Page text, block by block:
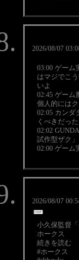
2026/08/07
03:00 ゲーム
はマジでこ
いよ
02:45 ゲーム
個人的には
02:05 カンダ
くべきだった
02:02
試作型ザク
02:00 ゲーム
2026/08/07
小久保監督
ホークス
続きを読む
#ホークス